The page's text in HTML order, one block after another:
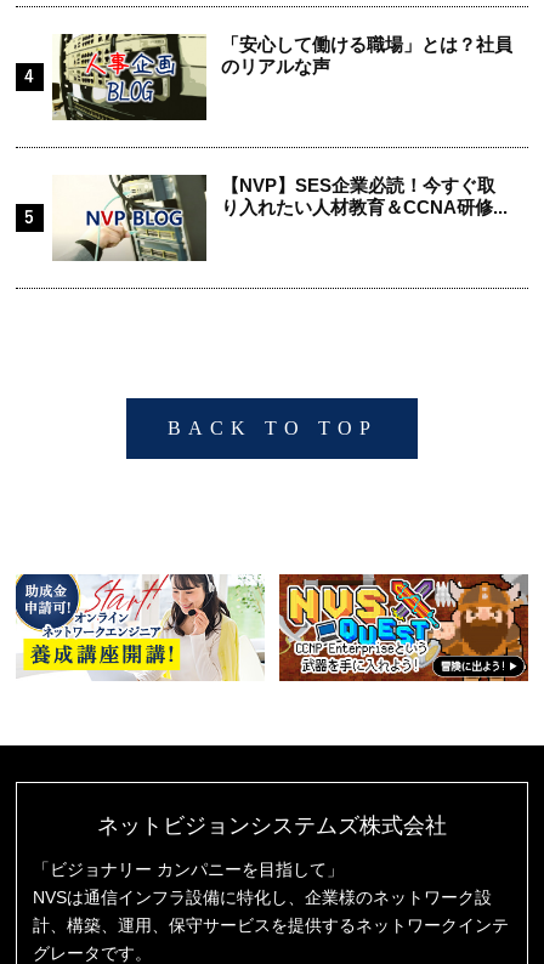
「安心して働ける職場」とは？社員
のリアルな声
【NVP】SES企業必読！今すぐ取
り入れたい人材教育＆CCNA研修...
BACK TO TOP
ネットビジョンシステムズ株式会社
「ビジョナリー カンパニーを目指して」
NVSは通信インフラ設備に特化し、企業様のネットワーク設
計、構築、運用、保守サービスを提供するネットワークインテ
グレータです。